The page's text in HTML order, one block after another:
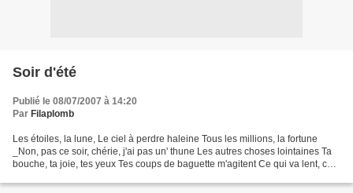
Soir d'été
Publié le 08/07/2007 à 14:20
Par Filaplomb
Les étoiles, la lune, Le ciel à perdre haleine Tous les millions, la fortune
_Non, pas ce soir, chérie, j'ai pas un' thune Les autres choses lointaines Ta
bouche, ta joie, tes yeux Tes coups de baguette m'agitent Ce qui va lent, ce